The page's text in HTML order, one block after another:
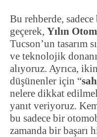
Bu rehberde,
geçerek, Yılın
Tucson’un tasarım
ve teknolojik
alıyoruz. Ayrıca,
düşünenler için “
nelere dikkat
yanıt veriyoruz.
bu sadece bir
zamanda bir başarı